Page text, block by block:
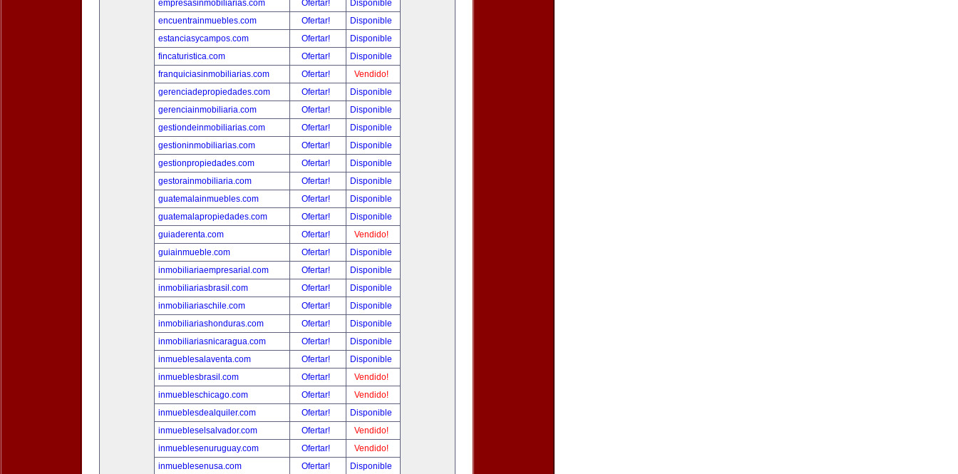
empresasinmobiliarias.com
Ofertar!
Disponible
encuentrainmuebles.com
Ofertar!
Disponible
estanciasycampos.com
Ofertar!
Disponible
fincaturistica.com
Ofertar!
Disponible
franquiciasinmobiliarias.com
Ofertar!
Vendido!
gerenciadepropiedades.com
Ofertar!
Disponible
gerenciainmobiliaria.com
Ofertar!
Disponible
gestiondeinmobiliarias.com
Ofertar!
Disponible
gestioninmobiliarias.com
Ofertar!
Disponible
gestionpropiedades.com
Ofertar!
Disponible
gestorainmobiliaria.com
Ofertar!
Disponible
guatemalainmuebles.com
Ofertar!
Disponible
guatemalapropiedades.com
Ofertar!
Disponible
guiaderenta.com
Ofertar!
Vendido!
guiainmueble.com
Ofertar!
Disponible
inmobiliariaempresarial.com
Ofertar!
Disponible
inmobiliariasbrasil.com
Ofertar!
Disponible
inmobiliariaschile.com
Ofertar!
Disponible
inmobiliariashonduras.com
Ofertar!
Disponible
inmobiliariasnicaragua.com
Ofertar!
Disponible
inmueblesalaventa.com
Ofertar!
Disponible
inmueblesbrasil.com
Ofertar!
Vendido!
inmuebleschicago.com
Ofertar!
Vendido!
inmueblesdealquiler.com
Ofertar!
Disponible
inmuebleselsalvador.com
Ofertar!
Vendido!
inmueblesenuruguay.com
Ofertar!
Vendido!
inmueblesenusa.com
Ofertar! Disponible